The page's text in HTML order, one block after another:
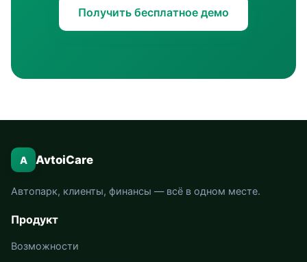
Получить бесплатное демо
A AvtoiCare
Автопарк, клиенты, финансы — всё в одном месте.
Продукт
Возможности